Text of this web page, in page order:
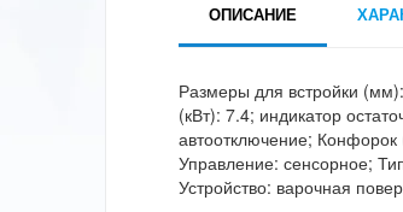
ОПИСАНИЕ
Размеры для встройки
(кВт): 7.4; индикатор
автоотключение; Конфорок
Управление: сенсорное;
Устройство: варочная